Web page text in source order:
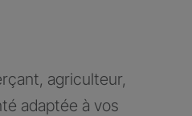
agriculteur,
adaptée à vos